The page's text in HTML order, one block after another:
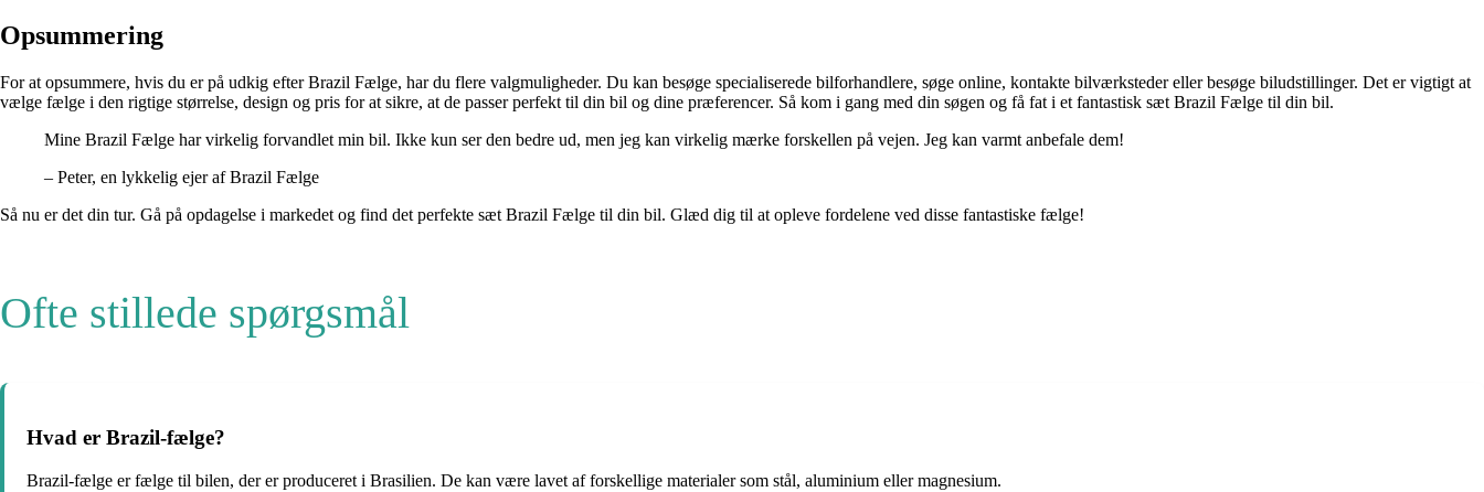
Opsummering
For at opsummere, hvis du er på udkig efter Brazil Fælge, har du flere valgmuligheder. Du kan besøge specialiserede bilforhandlere, søge online, kontakte bilværksteder eller besøge biludstillinger. Det er vigtigt at
vælge fælge i den rigtige størrelse, design og pris for at sikre, at de passer perfekt til din bil og dine præferencer. Så kom i gang med din søgen og få fat i et fantastisk sæt Brazil Fælge til din bil.
Mine Brazil Fælge har virkelig forvandlet min bil. Ikke kun ser den bedre ud, men jeg kan virkelig mærke forskellen på vejen. Jeg kan varmt anbefale dem!
– Peter, en lykkelig ejer af Brazil Fælge
Så nu er det din tur. Gå på opdagelse i markedet og find det perfekte sæt Brazil Fælge til din bil. Glæd dig til at opleve fordelene ved disse fantastiske fælge!
Ofte stillede spørgsmål
Hvad er Brazil-fælge?
Brazil-fælge er fælge til bilen, der er produceret i Brasilien. De kan være lavet af forskellige materialer som stål, aluminium eller magnesium.